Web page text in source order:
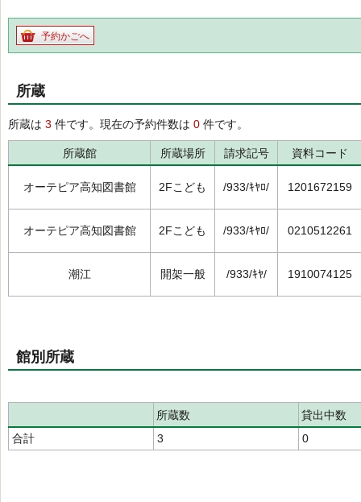
予約かごへ
所蔵
所蔵は 3 件です。現在の予約件数は 0 件です。
所蔵館 所蔵場所 請求記号 資料コード
オーテピア高知図書館 2Fこども /933/ｷﾔﾛ/ 1201672159
オーテピア高知図書館 2Fこども /933/ｷﾔﾛ/ 0210512261
潮江 開架一般 /933/ｷﾔ/ 1910074125
館別所蔵
所蔵数
貸出中数
合計
3 0